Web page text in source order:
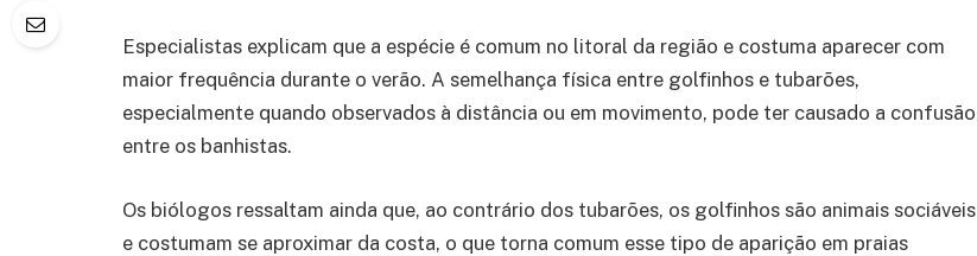
Especialistas explicam que a espécie é comum no litoral da região e costuma aparecer com
maior frequência durante o verão. A semelhança física entre golfinhos e tubarões,
especialmente quando observados à distância ou em movimento, pode ter causado a confusão
entre os banhistas.
Os biólogos ressaltam ainda que, ao contrário dos tubarões, os golfinhos são animais sociáveis
e costumam se aproximar da costa, o que torna comum esse tipo de aparição em praias